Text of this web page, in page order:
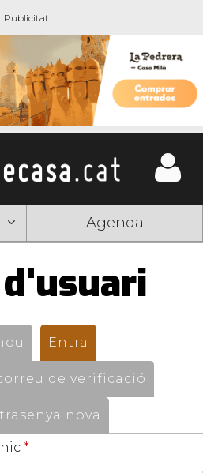
Agenda
Entra
de verificació
nova
*